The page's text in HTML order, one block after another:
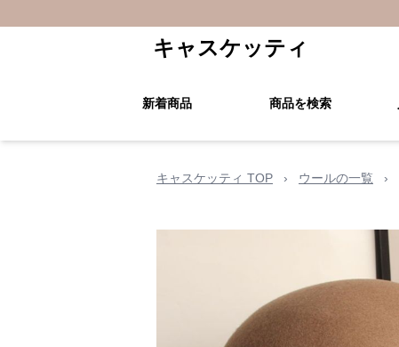
キャスケッティ
新着商品 商品を検索
キャスケッティ TOP › ウールの一覧 ›